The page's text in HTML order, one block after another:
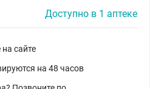
Доступно в 1 аптеке
сайте
на 48 часов